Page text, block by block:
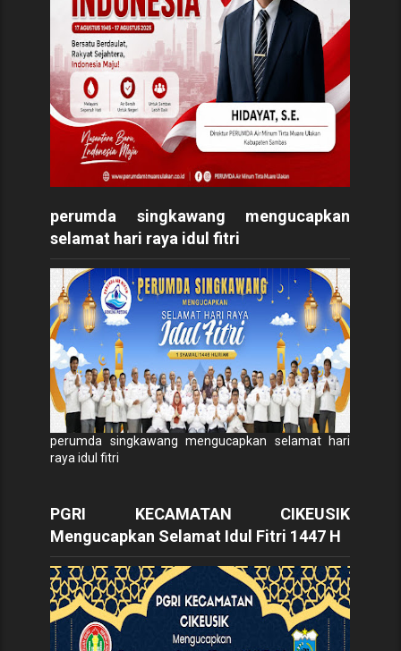
perumda singkawang mengucapkan
selamat hari raya idul fitri
perumda singkawang mengucapkan selamat hari
raya idul fitri
PGRI KECAMATAN CIKEUSIK
Mengucapkan Selamat Idul Fitri 1447 H